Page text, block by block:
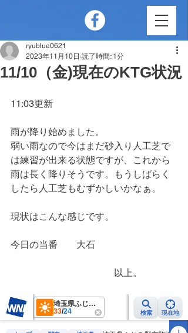
11/10（金)現在のKTG状況
ryublue0621
2023年11月10日 読了時間: 1分
11:03更新
雨が降り始めました。
弱い雨なので今はまだ砂入り人工芝で
は練習が出来る状態ですが、これから
雨は長く降りそうです。もうしばらく
したら人工芝もむずかしいかなぁ。
現状はこんな感じです。
今日の当番　　大石
以上。